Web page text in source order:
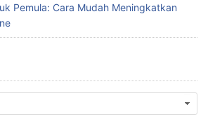
Pemula: Cara Mudah Meningkatkan